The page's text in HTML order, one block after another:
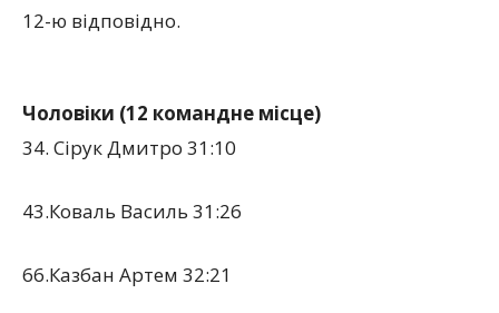
12-ю відповідно.
Чоловіки (12 командне місце)
34. Сірук Дмитро 31:10
43.Коваль Василь 31:26
66.Казбан Артем 32:21